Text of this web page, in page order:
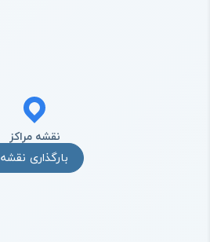
نقشه مراکز
بارگذاری نقشه